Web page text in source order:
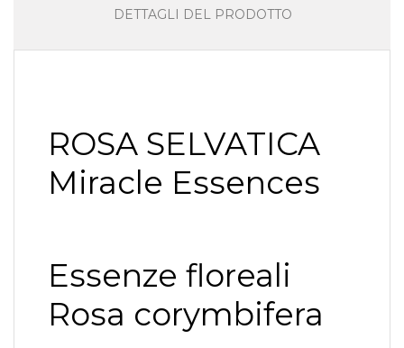
DETTAGLI DEL PRODOTTO
ROSA SELVATICA
Miracle Essences
Essenze floreali
Rosa corymbifera